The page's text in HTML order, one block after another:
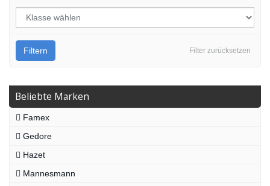
Filter zurücksetzen
Filtern
Beliebte Marken
Famex
Gedore
Hazet
Mannesmann